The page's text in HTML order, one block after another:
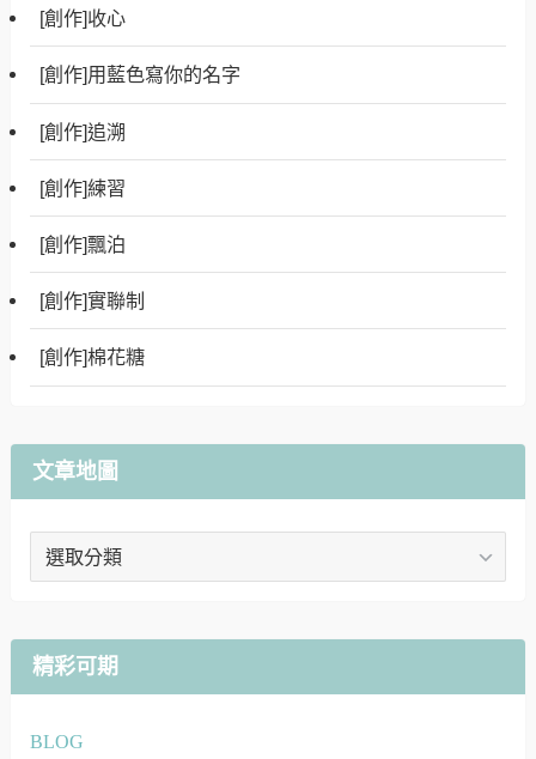
[創作]收心
[創作]用藍色寫你的名字
[創作]追溯
[創作]練習
[創作]飄泊
[創作]實聯制
[創作]棉花糖
文章地圖
文
精彩可期
BLOG